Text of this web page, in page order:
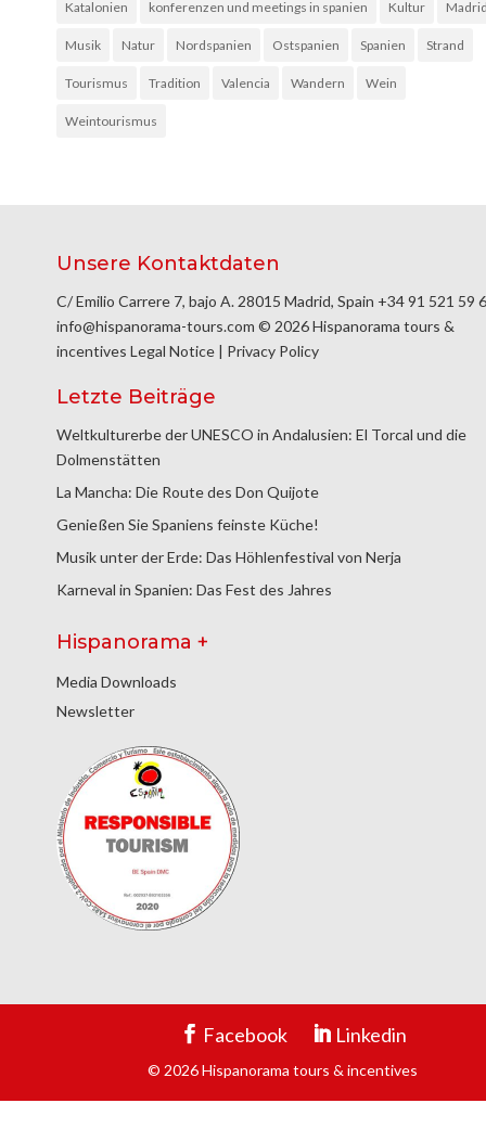
Katalonien konferenzen und meetings in spanien Kultur
Musik Natur Nordspanien Ostspanien Spanien Strand
Tourismus Tradition Valencia Wandern Wein
Weintourismus
Unsere Kontaktdaten
C/ Emilio Carrere 7, bajo A. 28015 Madrid, Spain +34 91 521 59
info@hispanorama-tours.com © 2026 Hispanorama tours &
incentives Legal Notice | Privacy Policy
Letzte Beiträge
Weltkulturerbe der UNESCO in Andalusien: El Torcal und die
Dolmenstätten
La Mancha: Die Route des Don Quijote
Genießen Sie Spaniens feinste Küche!
Musik unter der Erde: Das Höhlenfestival von Nerja
Karneval in Spanien: Das Fest des Jahres
Hispanorama +
Media Downloads
Newsletter
Facebook Linkedin
© 2026 Hispanorama tours & incentives